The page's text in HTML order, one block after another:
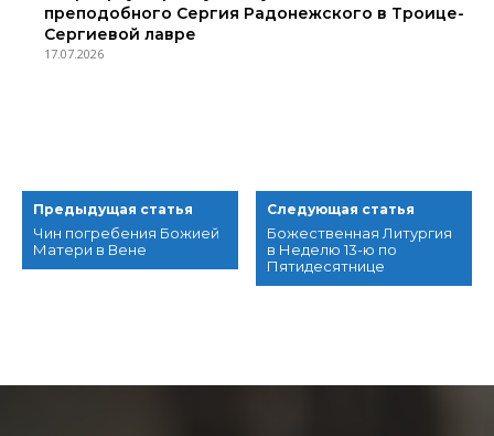
преподобного Сергия Радонежского в Троице-
Сергиевой лавре
17.07.2026
Предыдущая статья
Чин погребения Божией
Матери в Вене
Следующая статья
Божественная Литургия
в Неделю 13-ю по
Пятидесятнице